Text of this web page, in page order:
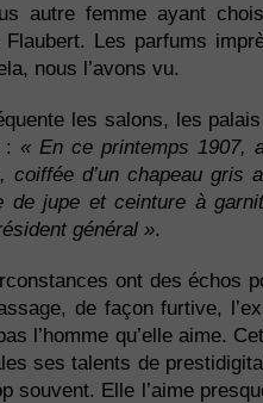
autre femme ayant
Flaubert. Les parfums
nous l’avons vu.
les salons, les
: « En ce printemps 1907,
coiffée d’un chapeau gris
de jupe et ceinture à
général ».
ont des échos
de façon furtive,
l’homme qu’elle aime.
ses talents de
souvent. Elle l’aime